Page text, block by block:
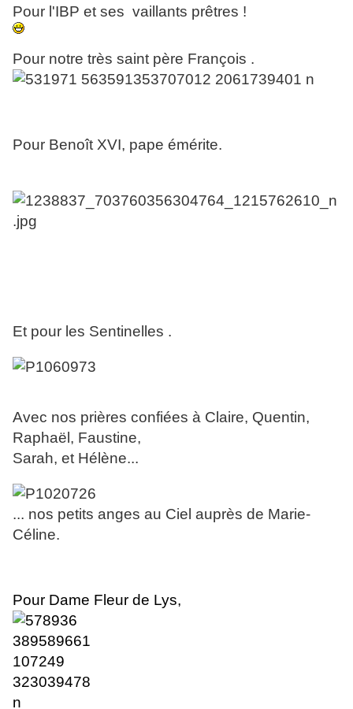
Pour l'IBP et ses vaillants prêtres !
Pour notre très saint père François .
Pour Benoît XVI, pape émérite.
Et pour les Sentinelles .
Avec nos prières confiées à Claire, Quentin,
Raphaël, Faustine,
Sarah, et Hélène...
... nos petits anges au Ciel auprès de Marie-
Céline.
Pour Dame Fleur de Lys,